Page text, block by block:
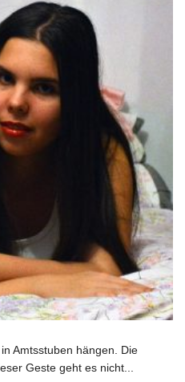
Amtsstuben hängen. Die
Geste geht es nicht...